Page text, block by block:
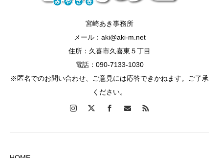
宮崎あき事務所
メール：aki@aki-m.net
住所：久喜市久喜東５丁目
電話：090-7133-1030
※匿名でのお問い合わせ、ご意見には応答できかねます。ご了承
ください。